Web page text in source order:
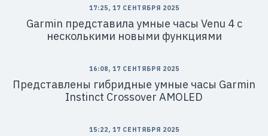
17:25, 17 СЕНТЯБРЯ 2025
Garmin представила умные часы Venu 4 с
несколькими новыми функциями
16:08, 17 СЕНТЯБРЯ 2025
Представлены гибридные умные часы Garmin
Instinct Crossover AMOLED
15:22, 17 СЕНТЯБРЯ 2025